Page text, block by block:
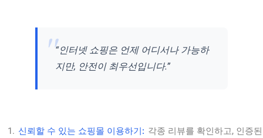
“인터넷 쇼핑은 언제 어디서나 가능하
지만, 안전이 최우선입니다.”
신뢰할 수 있는 쇼핑몰 이용하기: 각종 리뷰를 확인하고, 인증된